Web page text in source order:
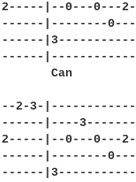
|--0---0---
|--------
Can
2-3-
|----
|--0---0---
|--------